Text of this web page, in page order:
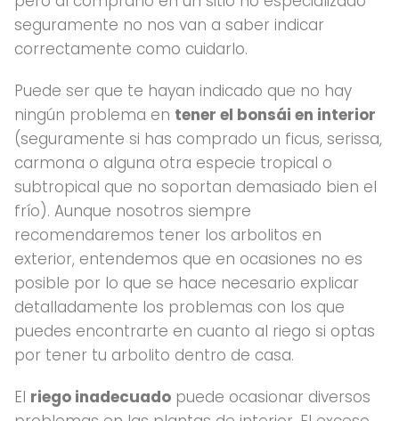
seguramente no nos van a saber indicar
correctamente como cuidarlo.
Puede ser que te hayan indicado que no hay
ningún problema en tener el bonsái en interior
(seguramente si has comprado un ficus, serissa,
carmona o alguna otra especie tropical o
subtropical que no soportan demasiado bien el
frío). Aunque nosotros siempre
recomendaremos tener los arbolitos en
exterior, entendemos que en ocasiones no es
posible por lo que se hace necesario explicar
detalladamente los problemas con los que
puedes encontrarte en cuanto al riego si optas
por tener tu arbolito dentro de casa.
El riego inadecuado puede ocasionar diversos